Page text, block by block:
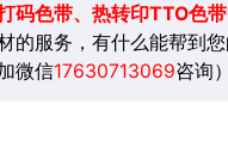
码色带、热转印TTO色带
的服务，有什么能帮到
微信17630713069咨询）